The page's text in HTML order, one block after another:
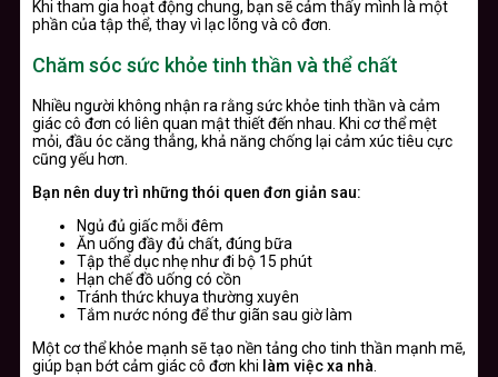
Khi tham gia hoạt động chung, bạn sẽ cảm thấy mình là một
phần của tập thể, thay vì lạc lõng và cô đơn.
Chăm sóc sức khỏe tinh thần và thể chất
Nhiều người không nhận ra rằng sức khỏe tinh thần và cảm
giác cô đơn có liên quan mật thiết đến nhau. Khi cơ thể mệt
mỏi, đầu óc căng thẳng, khả năng chống lại cảm xúc tiêu cực
cũng yếu hơn.
Bạn nên duy trì những thói quen đơn giản sau:
Ngủ đủ giấc mỗi đêm
Ăn uống đầy đủ chất, đúng bữa
Tập thể dục nhẹ như đi bộ 15 phút
Hạn chế đồ uống có cồn
Tránh thức khuya thường xuyên
Tắm nước nóng để thư giãn sau giờ làm
Một cơ thể khỏe mạnh sẽ tạo nền tảng cho tinh thần mạnh mẽ,
giúp bạn bớt cảm giác cô đơn khi làm việc xa nhà.